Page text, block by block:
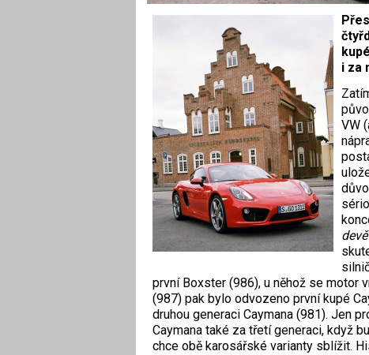
i za
VW
první Boxster (986), u něhož se motor
(987) pak bylo odvozeno první kupé
druhou generaci Caymana (981). Jen
Caymana také za třetí generaci, když
chce obě karosářské varianty sblížit.